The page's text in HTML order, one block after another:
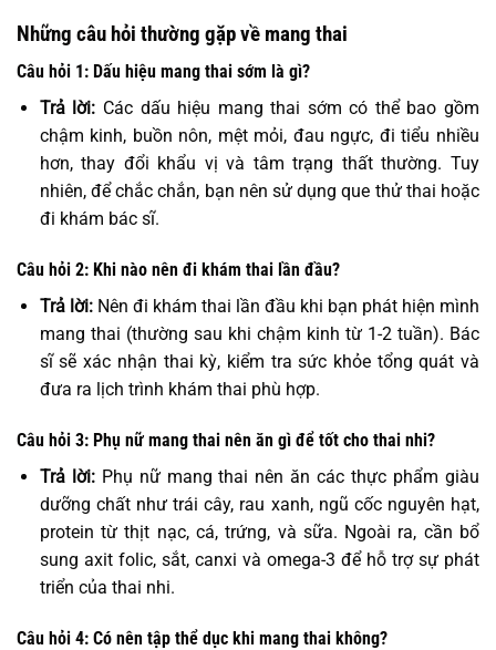
Những câu hỏi thường gặp về mang thai
Câu hỏi 1: Dấu hiệu mang thai sớm là gì?
Trả lời: Các dấu hiệu mang thai sớm có thể bao gồm
chậm kinh, buồn nôn, mệt mỏi, đau ngực, đi tiểu nhiều
hơn, thay đổi khẩu vị và tâm trạng thất thường. Tuy
nhiên, để chắc chắn, bạn nên sử dụng que thử thai hoặc
đi khám bác sĩ.
Câu hỏi 2: Khi nào nên đi khám thai lần đầu?
Trả lời: Nên đi khám thai lần đầu khi bạn phát hiện mình
mang thai (thường sau khi chậm kinh từ 1-2 tuần). Bác
sĩ sẽ xác nhận thai kỳ, kiểm tra sức khỏe tổng quát và
đưa ra lịch trình khám thai phù hợp.
Câu hỏi 3: Phụ nữ mang thai nên ăn gì để tốt cho thai nhi?
Trả lời: Phụ nữ mang thai nên ăn các thực phẩm giàu
dưỡng chất như trái cây, rau xanh, ngũ cốc nguyên hạt,
protein từ thịt nạc, cá, trứng, và sữa. Ngoài ra, cần bổ
sung axit folic, sắt, canxi và omega-3 để hỗ trợ sự phát
triển của thai nhi.
Câu hỏi 4: Có nên tập thể dục khi mang thai không?